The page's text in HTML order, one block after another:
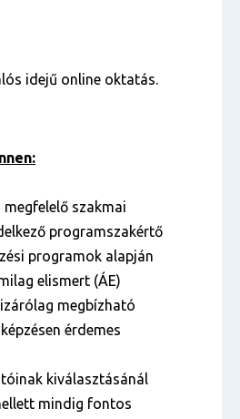
idejű online oktatás.
szakmai
programszakértő
programok alapján
elismert (ÁE)
megbízható
érdemes
kiválasztásánál
mindig fontos